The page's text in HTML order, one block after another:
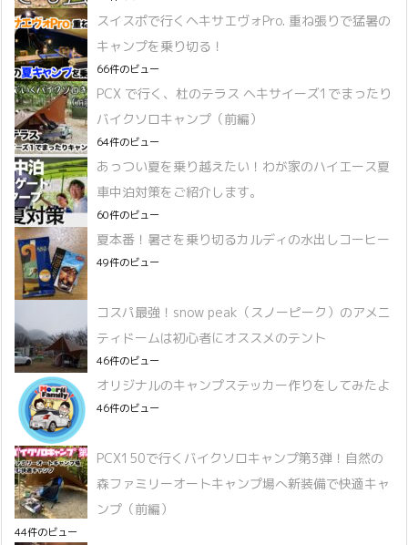
スイスポで行くヘキサエヴォPro. 重ね張りで猛暑の
キャンプを乗り切る！
66件のビュー
PCX で行く、杜のテラス ヘキサイーズ1でまったり
バイクソロキャンプ（前編）
64件のビュー
あっつい夏を乗り越えたい！わが家のハイエース夏
車中泊対策をご紹介します。
60件のビュー
夏本番！暑さを乗り切るカルディの水出しコーヒー
49件のビュー
コスパ最強！snow peak（スノーピーク）のアメニ
ティドームは初心者にオススメのテント
46件のビュー
オリジナルのキャンプステッカー作りをしてみたよ
46件のビュー
PCX150で行くバイクソロキャンプ第3弾！自然の
森ファミリーオートキャンプ場へ新装備で快適キャ
ンプ（前編）
44件のビュー